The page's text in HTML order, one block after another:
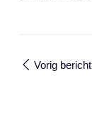
Vorig bericht